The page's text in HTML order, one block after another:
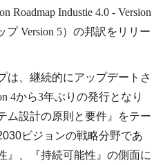
Roadmap Industie 4.0 - Version
Version 5）の邦訳をリリー
は、継続的にアップデートさ
4から3年ぶりの発行となり
ム設計の原則と要件』をテー
ビジョンの戦略分野であ
』、『持続可能性』の側面に